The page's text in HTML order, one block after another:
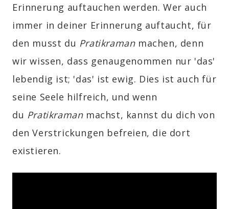
Erinnerung auftauchen werden. Wer auch
immer in deiner Erinnerung auftaucht, für
den musst du Pratikramanmachen, denn
wir wissen, dass genaugenommen nur 'das'
lebendig ist; 'das' ist ewig. Dies ist auch für
seine Seele hilfreich, und wenn
du Pratikramanmachst, kannst du dich von
den Verstrickungen befreien, die dort
existieren.